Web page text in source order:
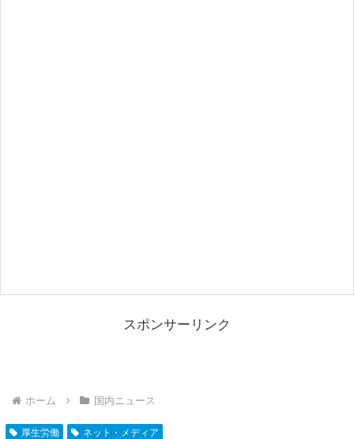
スポンサーリンク
ホーム 国内ニュース
厚生労働 ネット・メディア